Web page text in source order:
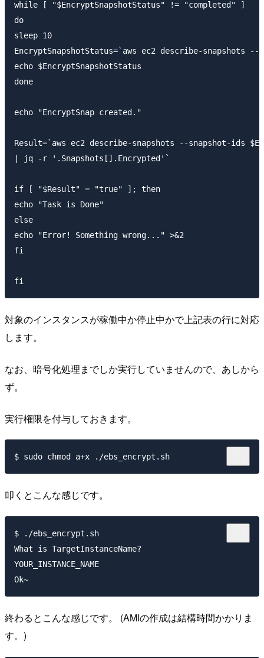
while [ "$EncryptSnapshotStatus" != "completed" ]
do
sleep 10
EncryptSnapshotStatus=`aws ec2 describe-
echo $EncryptSnapshotStatus
done
echo "EncryptSnap created."
Result=`aws ec2 describe-snapshots --snapshot-ids
| jq -r '.Snapshots[].Encrypted'`
if [ "$Result" = "true" ]; then
echo "Task is Done"
else
echo "Error! Something wrong..." >&2
fi
対象のインスタンスが稼働中か停止中かで上記表の行に対応
します。
なお、暗号化処理までしか実行していませんので、あしから
ず。
実行権限を付与しておきます。
叩くとこんな感じです。
$ ./ebs_encrypt.sh
What is TargetInstanceName?
YOUR_INSTANCE_NAME
終わるとこんな感じです。 (AMIの作成は結構時間かかりま
す。)